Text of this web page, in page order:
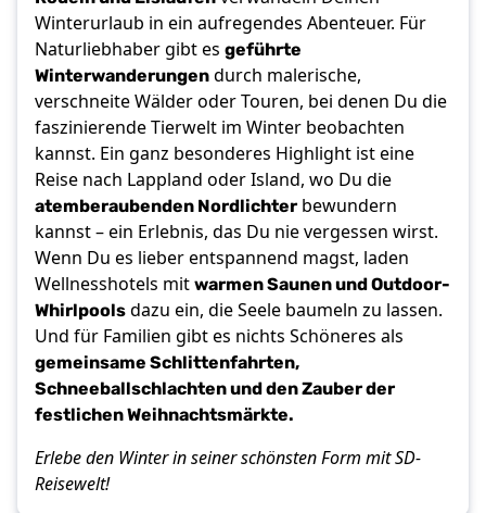
Winterurlaub in ein aufregendes Abenteuer. Für
Naturliebhaber gibt es geführte
Winterwanderungendurch malerische,
verschneite Wälder oder Touren, bei denen Du die
faszinierende Tierwelt im Winter beobachten
kannst. Ein ganz besonderes Highlight ist eine
Reise nach Lappland oder Island, wo Du die
atemberaubenden Nordlichter bewundern
kannst – ein Erlebnis, das Du nie vergessen wirst.
Wenn Du es lieber entspannend magst, laden
Wellnesshotels mitwarmen Saunen und Outdoor-
Whirlpoolsdazu ein, die Seele baumeln zu lassen.
Und für Familien gibt es nichts Schöneres als
gemeinsame Schlittenfahrten,
Schneeballschlachten und den Zauber der
festlichen Weihnachtsmärkte.
Erlebe den Winter in seiner schönsten Form mit SD-
Reisewelt!